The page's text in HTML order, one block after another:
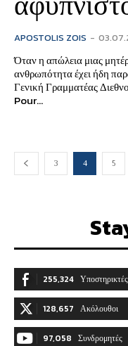
APOSTOLIS ZOIS -
Όταν η απώλεια μιας
ανθρωπότητα έχει ήδη
Γενική Γραμματέας
Pour...
3 4 5
255,324 Υποστηρικτές
128,657 Ακόλουθοι
97,058 Συνδρομητές